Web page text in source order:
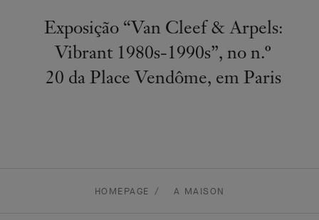
Exposição “Van Cleef & Arpels:
Vibrant 1980s-1990s”, no n.º
20 da Place Vendôme, em Paris
HOMEPAGE A MAISON